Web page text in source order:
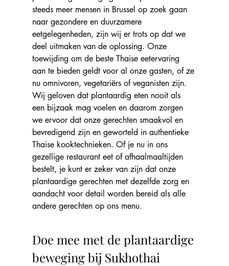
steeds meer mensen in Brussel op zoek gaan
naar gezondere en duurzamere
eetgelegenheden, zijn wij er trots op dat we
deel uitmaken van de oplossing. Onze
toewijding om de beste Thaise eetervaring
aan te bieden geldt voor al onze gasten, of ze
nu omnivoren, vegetariërs of veganisten zijn.
Wij geloven dat plantaardig eten nooit als
een bijzaak mag voelen en daarom zorgen
we ervoor dat onze gerechten smaakvol en
bevredigend zijn en geworteld in authentieke
Thaise kooktechnieken. Of je nu in ons
gezellige restaurant eet of afhaalmaaltijden
bestelt, je kunt er zeker van zijn dat onze
plantaardige gerechten met dezelfde zorg en
aandacht voor detail worden bereid als alle
andere gerechten op ons menu.
Doe mee met de plantaardige
beweging bij Sukhothai